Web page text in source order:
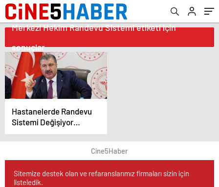
Merkezi Hekim Randevu Sistemi etiketi için
sonuçlar
Hastanelerde Randevu
Sistemi Değişiyor
Bakan Koca’dan MHRS
Açıklaması
Cine5Haber
Sitemize destek olan ve refaranslarımız firmaları sizin için
listeledik.